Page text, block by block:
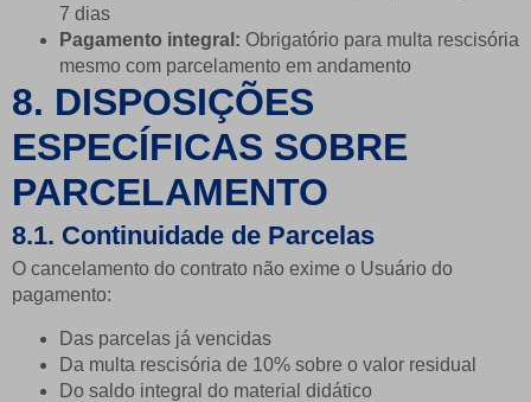
7 dias
Pagamento integral: Obrigatório para multa rescisória
mesmo com parcelamento em andamento
8. DISPOSIÇÕES
ESPECÍFICAS SOBRE
PARCELAMENTO
8.1. Continuidade de Parcelas
O cancelamento do contrato não exime o Usuário do
pagamento:
Das parcelas já vencidas
Da multa rescisória de 10% sobre o valor residual
Do saldo integral do material didático